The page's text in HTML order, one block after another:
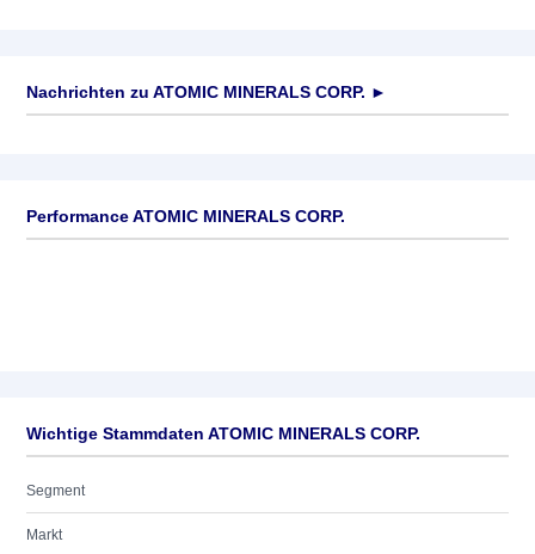
Nachrichten zu ATOMIC MINERALS CORP. ►
Performance ATOMIC MINERALS CORP.
Wichtige Stammdaten ATOMIC MINERALS CORP.
Segment
Markt